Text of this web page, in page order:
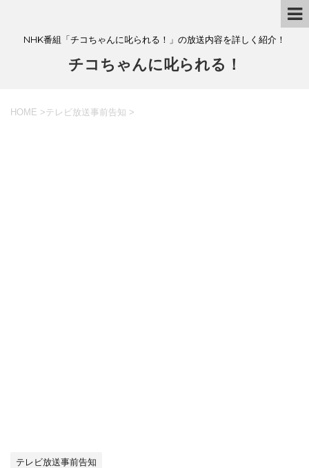
NHK番組「チコちゃんに叱られる！」の放送内容を詳しく紹介！
チコちゃんに叱られる！
HOME >テレビ放送事前告知 >
テレビ放送事前告知